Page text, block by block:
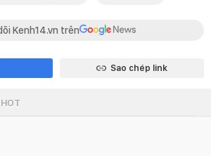
Kenh14.vn trên
Sao chép link